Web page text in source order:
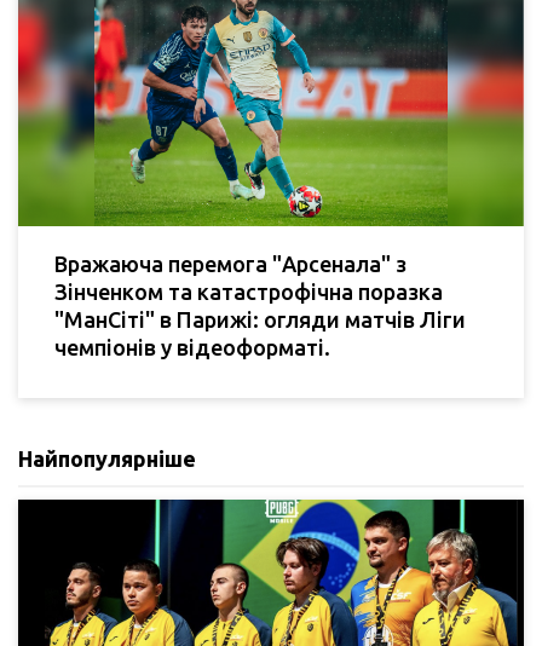
Вражаюча перемога "Арсенала" з
Зінченком та катастрофічна поразка
"МанСіті" в Парижі: огляди матчів Ліги
чемпіонів у відеоформаті.
Найпопулярніше